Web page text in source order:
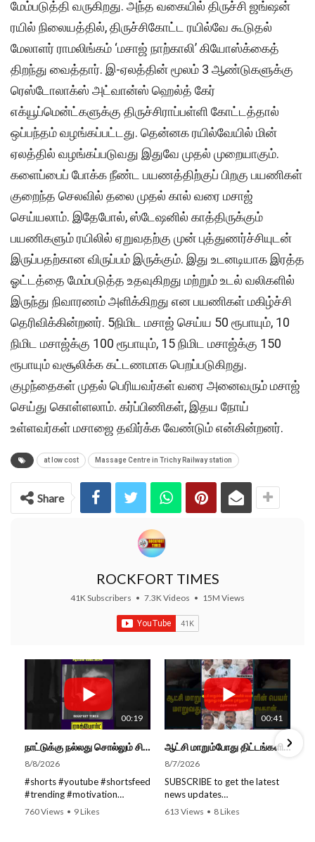
மேம்படுத்தி வருகிறது. அந்த வகையில் திருச்சி ஜங்ஷன்
ரயில் நிலையத்தில், திருச்சிகோட்ட ரயில்வே கூடுதல்
மேலாளர் ராமலிங்கம் ‘மசாஜ் நாற்காலி’ கியோஸ்க்கைத்
திறந்து வைத்தார். இ-ஏலத்தின் மூலம் 3 ஆண்டுகளுக்கு
ரெஸ்டோலாக்ஸ் அட்வான்ஸ் ஹெல்த் கேர்
எக்யூப்மென்ட்களுக்கு திருச்சிராப்பள்ளி கோட்டத்தால்
ஒப்பந்தம் வழங்கப்பட்டது. தென்னக ரயில்வேயில் மின்
ஏலத்தில் வழங்கப்படுவது இதுவே முதல் முறையாகும்.
களைப்பைப் போக்க நீண்ட பயணத்திற்குப் பிறகு பயணிகள்
குறைந்த செலவில் தலை முதல் கால் வரை மசாஜ்
செய்யலாம். இதேபோல், ஸ்டேஷனில் காத்திருக்கும்
பயணிகளும் ரயிலில் ஏறுவதற்கு முன் புத்துணர்ச்சியுடன்
இருப்பதற்கான விருப்பம் இருக்கும். இது உடனடியாக இரத்த
ஓட்டத்தை மேம்படுத்த உதவுகிறது மற்றும் உடல் வலிகளில்
இருந்து நிவாரணம் அளிக்கிறது என பயணிகள் மகிழ்ச்சி
தெரிவிக்கின்றனர். 5நிமிட மசாஜ் செய்ய 50 ரூபாயும், 10
நிமிட மசாஜ்க்கு 100 ரூபாயும், 15 நிமிட மசாஜ்க்கு 150
ரூபாயும் வசூலிக்க கட்டணமாக பெறப்படுகிறது.
குழந்தைகள் முதல் பெரியவர்கள் வரை அனைவரும் மசாஜ்
செய்து கொள்ளலாம். கர்ப்பிணிகள், இதய நோய்
உள்ளவர்கள் மசாஜை தவிர்க்க வேண்டும் என்கின்றனர்.
at low cost Massage Centre in Trichy Railway station
Share
ROCKFORT TIMES
41K Subscribers • 7.3K Videos • 15M Views
00:19
நாட்டுக்கு நல்லது சொல்லும் சிறப்பான மேடைப்பேச்சு... #shorts #subscribe #video
8/8/2026
#shorts #youtube #shortsfeed
#trending #motivation
#nowtrending #subscribe
760 Views • 9 Likes
00:41
ஆட்சி மாறும்போது திட்டங்களின் பெயர் மாறுவது வழக்கமான ஒன்று தான்... திருமாவளவன்
8/7/2026
SUBSCRIBE to get the latest
news updates
ROCKFORT TIMES for NEW
613 Views • 8 Likes